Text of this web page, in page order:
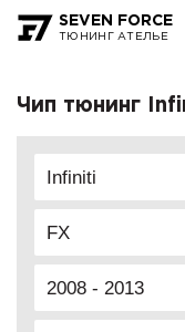
SEVEN FORCE
ТЮНИНГ АТЕЛЬЕ
Чип тюнинг
Infiniti
FX
2008 - 2013